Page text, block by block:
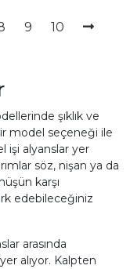
9 10
şıklık ve
model seçeneği ile
işi alyanslar yer
söz, nişan ya da
karşı
edebileceğiniz
arasında
alıyor. Kalpten